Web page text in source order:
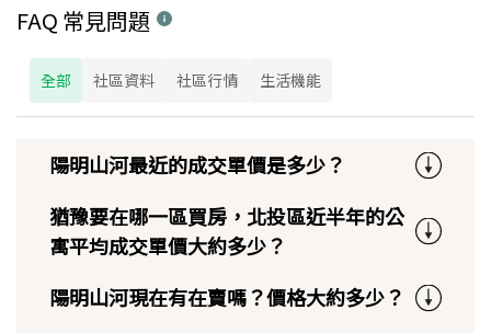
FAQ 常見問題
全部 社區資料 社區行情 生活機能
陽明山河最近的成交單價是多少？
猶豫要在哪一區買房，北投區近半年的公
寓平均成交單價大約多少？
陽明山河現在有在賣嗎？價格大約多少？